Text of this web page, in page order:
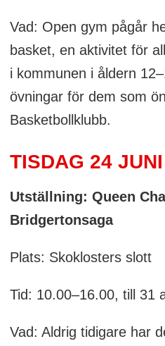
Vad: Open gym pågår
basket, en aktivitet för
i kommunen i åldern
övningar för dem som
Basketbollklubb.
TISDAG 24 JUNI
Utställning: Queen
Bridgertonsaga
Plats: Skoklosters slott
Tid: 10.00–16.00, till 31
Vad: Aldrig tidigare har